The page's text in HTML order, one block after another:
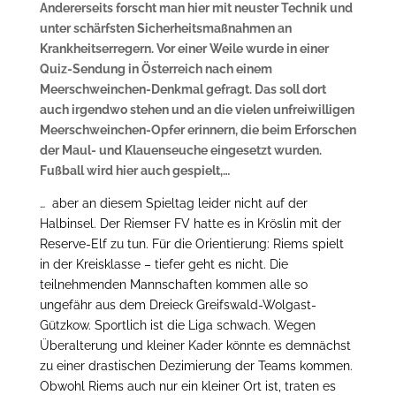
Andererseits forscht man hier mit neuster Technik und
unter schärfsten Sicherheitsmaßnahmen an
Krankheitserregern. Vor einer Weile wurde in einer
Quiz-Sendung in Österreich nach einem
Meerschweinchen-Denkmal gefragt. Das soll dort
auch irgendwo stehen und an die vielen unfreiwilligen
Meerschweinchen-Opfer erinnern, die beim Erforschen
der Maul- und Klauenseuche eingesetzt wurden.
Fußball wird hier auch gespielt,…
… aber an diesem Spieltag leider nicht auf der
Halbinsel. Der Riemser FV hatte es in Kröslin mit der
Reserve-Elf zu tun. Für die Orientierung: Riems spielt
in der Kreisklasse – tiefer geht es nicht. Die
teilnehmenden Mannschaften kommen alle so
ungefähr aus dem Dreieck Greifswald-Wolgast-
Gützkow. Sportlich ist die Liga schwach. Wegen
Überalterung und kleiner Kader könnte es demnächst
zu einer drastischen Dezimierung der Teams kommen.
Obwohl Riems auch nur ein kleiner Ort ist, traten es